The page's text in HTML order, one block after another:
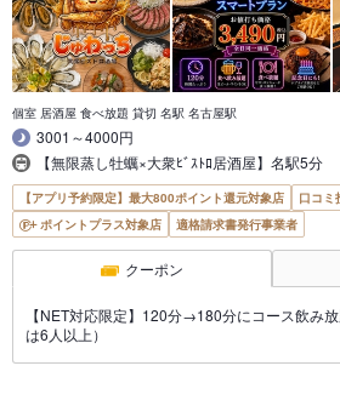
個室 居酒屋 食べ放題 貸切 名駅 名古屋駅
3001～4000円
【無限蒸し牡蠣×大衆ﾋﾞｽﾄﾛ居酒屋】名駅5分
【アプリ予約限定】最大800ポイント還元対象店
口コミ
ポイントプラス対象店
適格請求書発行事業者
クーポン
【NET対応限定】120分→180分にコース飲み
は6人以上）